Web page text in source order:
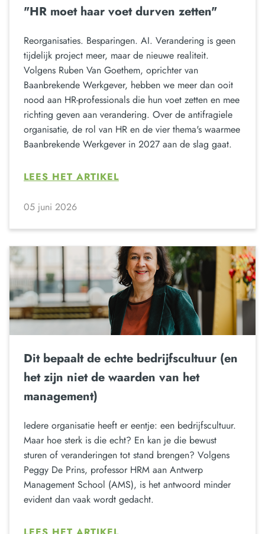
"HR moet haar voet durven zetten"
Reorganisaties. Besparingen. AI. Verandering is geen
tijdelijk project meer, maar de nieuwe realiteit.
Volgens Ruben Van Goethem, oprichter van
Baanbrekende Werkgever, hebben we meer dan ooit
nood aan HR-professionals die hun voet zetten en mee
richting geven aan verandering. Over de antifragiele
organisatie, de rol van HR en de vier thema's waarmee
Baanbrekende Werkgever in 2027 aan de slag gaat.
LEES HET ARTIKEL
05 juni 2026
Dit bepaalt de echte bedrijfscultuur (en
het zijn niet de waarden van het
management)
Iedere organisatie heeft er eentje: een bedrijfscultuur.
Maar hoe sterk is die echt? En kan je die bewust
sturen of veranderingen tot stand brengen? Volgens
Peggy De Prins, professor HRM aan Antwerp
Management School (AMS), is het antwoord minder
evident dan vaak wordt gedacht.